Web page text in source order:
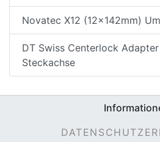
Novatec X12 (12x142mm)
DT Swiss Centerlock
Steckachse